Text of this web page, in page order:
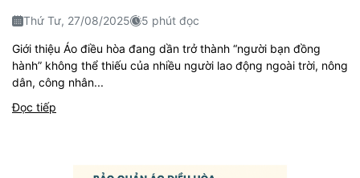
Thứ Tư, 27/08/2025 5 phút đọc
Giới thiệu Áo điều hòa đang dần trở thành “người bạn đồng
hành” không thể thiếu của nhiều người lao động ngoài trời, nông
dân, công nhân...
Đọc tiếp